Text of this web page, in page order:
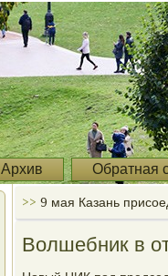
Архив Обратная
>> 9 мая Казань
Волшебник в